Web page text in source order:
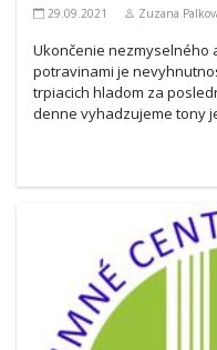
29.09.2021 Zuzana
Ukončenie
potravinami je
trpiacich hladom za
denne vyhadzujeme tony